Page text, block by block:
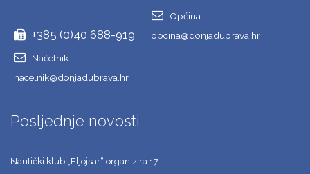
+385 (0)40 688-919
Općina
opcina@donjadubrava.hr
Načelnik
nacelnik@donjadubrava.hr
Posljednje novosti
Nautički klub „Fljojsar“ organizira 17 ...